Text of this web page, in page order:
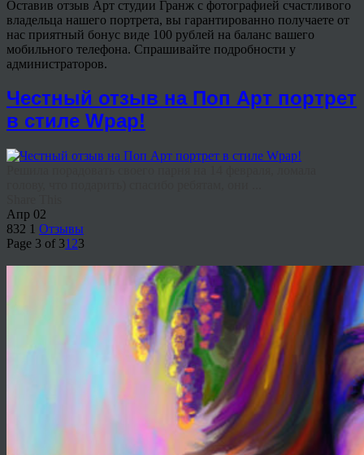
Оставив отзыв Арт студии Гранж с фотографией счастливого
владельца нашего портрета, вы гарантированно получаете от
нас приятный бонус виде 100 рублей на баланс вашего
мобильного телефона. Спрашивайте подробности у
администраторов.
Честный отзыв на Поп Арт портрет
в стиле Wpap!
Апр 02
832 1 Отзывы
Page 3 of 31 23